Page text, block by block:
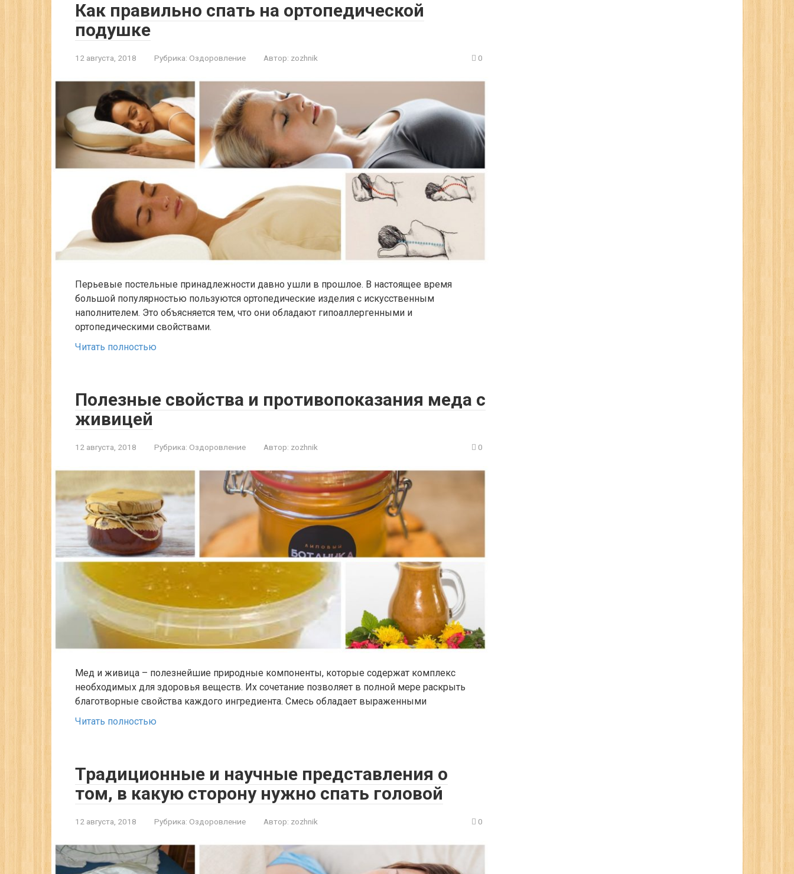
Как правильно спать на ортопедической
подушке
12 августа, 2018 Рубрика: Оздоровление Автор: zozhnik 0
Перьевые постельные принадлежности давно ушли в прошлое. В настоящее время
большой популярностью пользуются ортопедические изделия с искусственным
наполнителем. Это объясняется тем, что они обладают гипоаллергенными и
ортопедическими свойствами.
Читать полностью
Полезные свойства и противопоказания меда с
живицей
12 августа, 2018 Рубрика: Оздоровление Автор: zozhnik 0
Мед и живица – полезнейшие природные компоненты, которые содержат комплекс
необходимых для здоровья веществ. Их сочетание позволяет в полной мере раскрыть
благотворные свойства каждого ингредиента. Смесь обладает выраженными
Читать полностью
Традиционные и научные представления о
том, в какую сторону нужно спать головой
12 августа, 2018 Рубрика: Оздоровление Автор: zozhnik 0